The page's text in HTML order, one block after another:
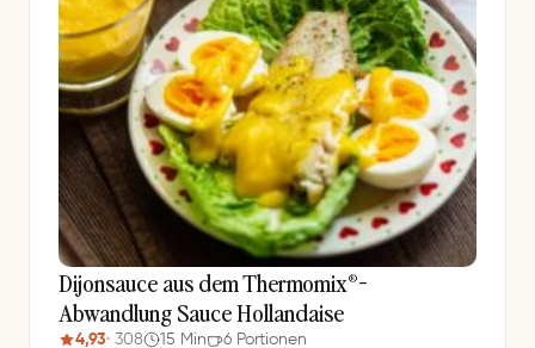
Dijonsauce aus dem Thermomix®-
Abwandlung Sauce Hollandaise
4,93· 308 15 Min 6 Portionen